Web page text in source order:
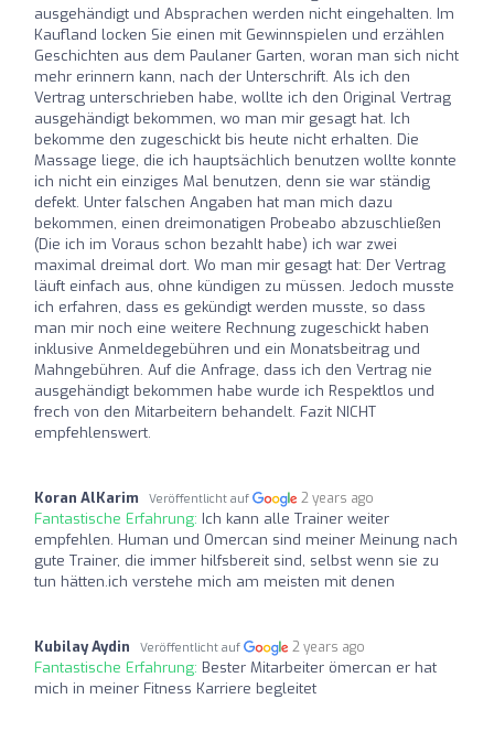
ausgehändigt und Absprachen werden nicht eingehalten. Im
Kaufland locken Sie einen mit Gewinnspielen und erzählen
Geschichten aus dem Paulaner Garten, woran man sich nicht
mehr erinnern kann, nach der Unterschrift. Als ich den
Vertrag unterschrieben habe, wollte ich den Original Vertrag
ausgehändigt bekommen, wo man mir gesagt hat. Ich
bekomme den zugeschickt bis heute nicht erhalten. Die
Massage liege, die ich hauptsächlich benutzen wollte konnte
ich nicht ein einziges Mal benutzen, denn sie war ständig
defekt. Unter falschen Angaben hat man mich dazu
bekommen, einen dreimonatigen Probeabo abzuschließen
(Die ich im Voraus schon bezahlt habe) ich war zwei
maximal dreimal dort. Wo man mir gesagt hat: Der Vertrag
läuft einfach aus, ohne kündigen zu müssen. Jedoch musste
ich erfahren, dass es gekündigt werden musste, so dass
man mir noch eine weitere Rechnung zugeschickt haben
inklusive Anmeldegebühren und ein Monatsbeitrag und
Mahngebühren. Auf die Anfrage, dass ich den Vertrag nie
ausgehändigt bekommen habe wurde ich Respektlos und
frech von den Mitarbeitern behandelt. Fazit NICHT
empfehlenswert.
Koran AlKarim Veröffentlicht auf 2 years ago
Fantastische Erfahrung: Ich kann alle Trainer weiter
empfehlen. Human und Omercan sind meiner Meinung nach
gute Trainer, die immer hilfsbereit sind, selbst wenn sie zu
tun hätten.ich verstehe mich am meisten mit denen
Kubilay Aydin Veröffentlicht auf 2 years ago
Fantastische Erfahrung: Bester Mitarbeiter ömercan er hat
mich in meiner Fitness Karriere begleitet